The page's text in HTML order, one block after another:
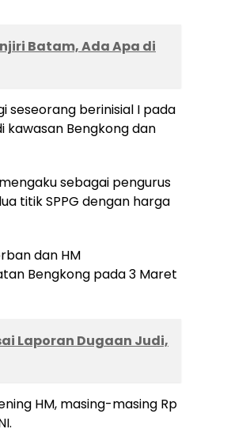
Batam, Ada Apa di
seseorang berinisial I pada
kawasan Bengkong dan
sebagai pengurus
titik SPPG dengan harga
dan HM
Bengkong pada 3 Maret
Laporan Dugaan Judi,
HM, masing-masing Rp